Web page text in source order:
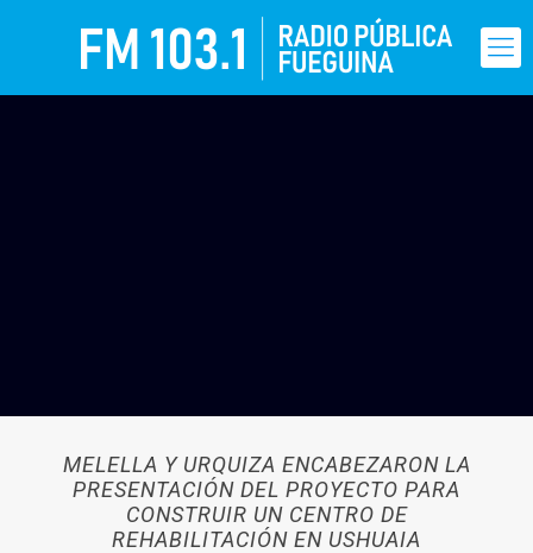
MELELLA Y URQUIZA ENCABEZARON LA
PRESENTACIÓN DEL PROYECTO PARA
CONSTRUIR UN CENTRO DE
REHABILITACIÓN EN USHUAIA